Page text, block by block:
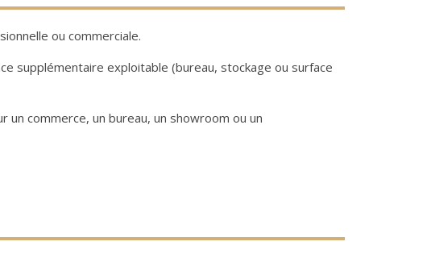
ou commerciale.
supplémentaire exploitable (bureau, stockage ou surface
commerce, un bureau, un showroom ou un